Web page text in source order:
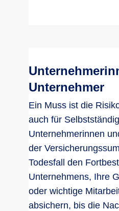
Unternehmer
Ein Muss ist die
auch für
Unternehmerinnen
der
Todesfall den
Unternehmens, Ihre
oder wichtige
absichern, bis die